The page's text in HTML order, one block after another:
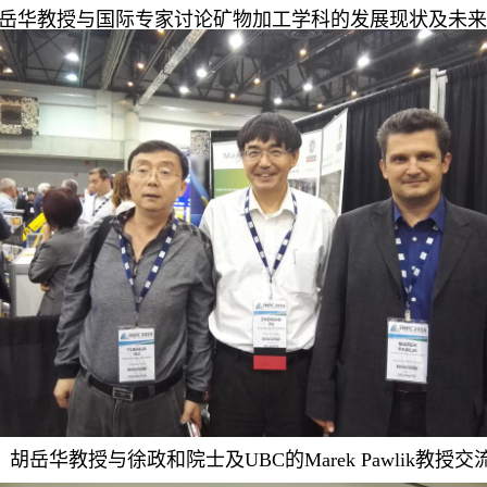
华教授与国际专家讨论矿物加工学科的发展现状及未
胡岳华教授与徐政和 院士及UBC的Marek Pawlik教授交